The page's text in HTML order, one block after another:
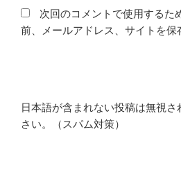
次回のコメントで使用するた
前、メールアドレス、サイトを保
日本語が含まれない投稿は無視
さい。（スパム対策）